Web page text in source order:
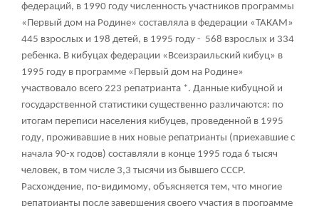
федераций, в 1990 году численность участников программы
«Первый дом на Родине» составляла в федерации «ТАКАМ»
445 взрослых и 198 детей, в 1995 году - 568 взрослых и 334
ребенка. В кибуцах федерации «Всеизраильский кибуц» в
1995 году в программе «Первый дом на Родине»
участвовало всего 223 репатрианта *. Данные кибуцной и
государственной статистики существенно различаются: по
итогам переписи населения кибуцев, проведенной в 1995
году, проживавшие в них новые репатрианты (приехавшие с
начала 90-х годов) составляли в конце 1995 года 6 тысяч
человек, в том числе 3,3 тысячи из бывшего СССР.
Расхождение, по-видимому, объясняется тем, что многие
репатрианты после завершения своего участия в программе